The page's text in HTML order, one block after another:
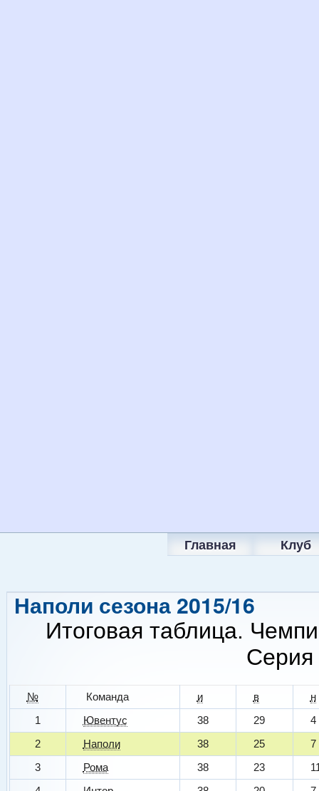
Главная Клуб
Наполи сезона 2015/16
Итоговая таблица.
Серия
№ Команда и в
н
1
Ювентус 38 29
4
2
Наполи 38 25
7
3
Рома 38 23